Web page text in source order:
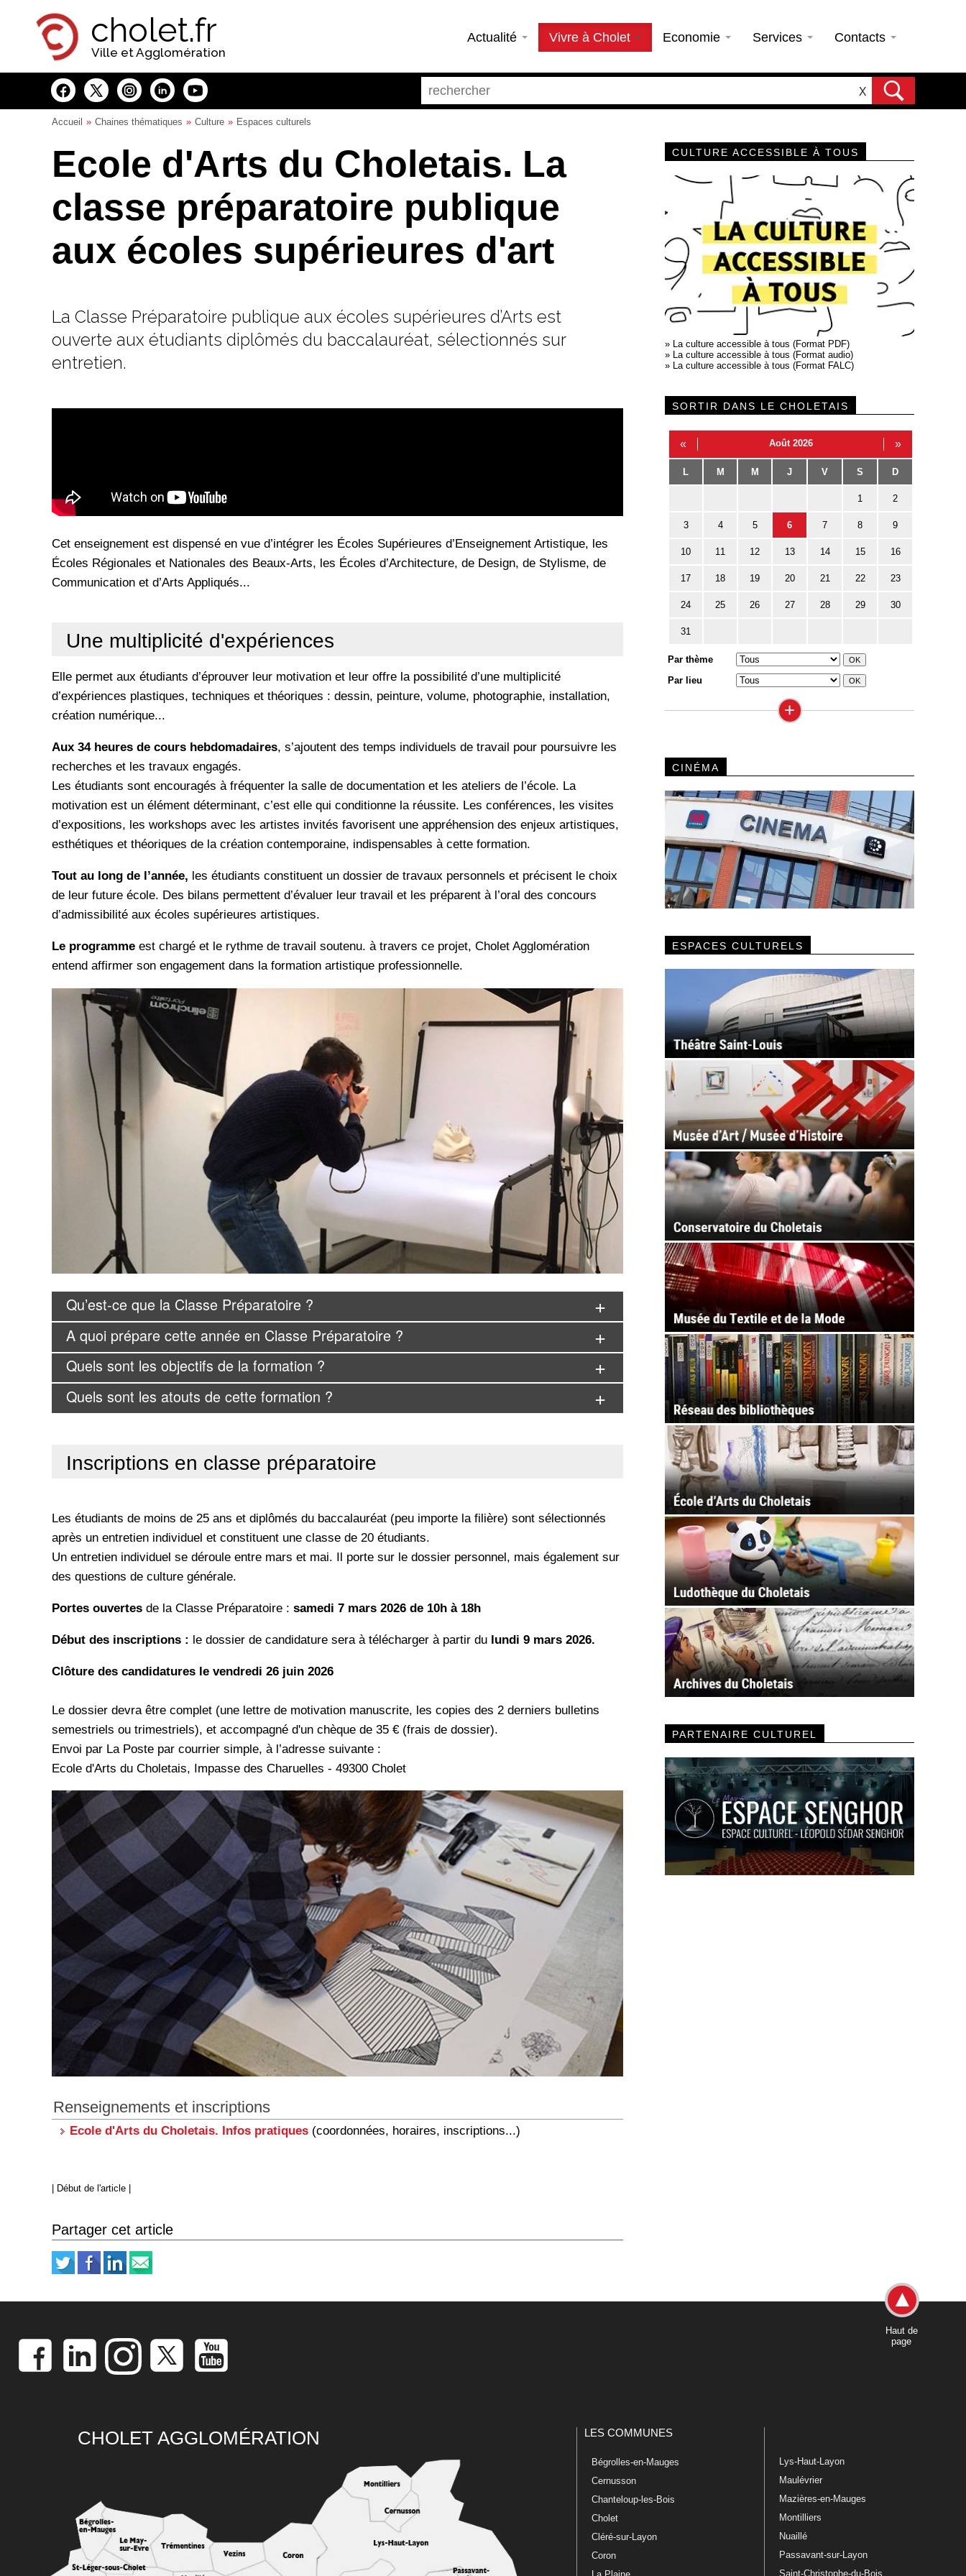
cholet.fr
Ville et Agglomération
Actualité Vivre à Cholet Economie Services Contacts
X
Accueil Chaines thématiques Culture Espaces culturels
Ecole d'Arts du Choletais. La
classe préparatoire publique
aux écoles supérieures d'art
La Classe Préparatoire publique aux écoles supérieures d’Arts est
ouverte aux étudiants diplômés du baccalauréat, sélectionnés sur
entretien.
Cet enseignement est dispensé en vue d’intégrer les Écoles Supérieures d’Enseignement Artistique, les
Écoles Régionales et Nationales des Beaux-Arts, les Écoles d’Architecture, de Design, de Stylisme, de
Communication et d’Arts Appliqués...
Une multiplicité d'expériences
Elle permet aux étudiants d’éprouver leur motivation et leur offre la possibilité d’une multiplicité
d’expériences plastiques, techniques et théoriques : dessin, peinture, volume, photographie, installation,
création numérique...
Aux 34 heures de cours hebdomadaires, s’ajoutent des temps individuels de travail pour poursuivre les
recherches et les travaux engagés.
Les étudiants sont encouragés à fréquenter la salle de documentation et les ateliers de l’école. La
motivation est un élément déterminant, c’est elle qui conditionne la réussite. Les conférences, les visites
d’expositions, les workshops avec les artistes invités favorisent une appréhension des enjeux artistiques,
esthétiques et théoriques de la création contemporaine, indispensables à cette formation.
Tout au long de l’année, les étudiants constituent un dossier de travaux personnels et précisent le choix
de leur future école. Des bilans permettent d’évaluer leur travail et les préparent à l’oral des concours
d’admissibilité aux écoles supérieures artistiques.
Le programme est chargé et le rythme de travail soutenu. à travers ce projet, Cholet Agglomération
entend affirmer son engagement dans la formation artistique professionnelle.
Qu’est-ce que la Classe Préparatoire ?
A quoi prépare cette année en Classe Préparatoire ?
Quels sont les objectifs de la formation ?
Quels sont les atouts de cette formation ?
Inscriptions en classe préparatoire
Les étudiants de moins de 25 ans et diplômés du baccalauréat (peu importe la filière) sont sélectionnés
après un entretien individuel et constituent une classe de 20 étudiants.
Un entretien individuel se déroule entre mars et mai. Il porte sur le dossier personnel, mais également sur
des questions de culture générale.
Portes ouvertes de la Classe Préparatoire : samedi 7 mars 2026 de 10h à 18h
Début des inscriptions : le dossier de candidature sera à télécharger à partir du lundi 9 mars 2026.
Clôture des candidatures le vendredi 26 juin 2026
Le dossier devra être complet (une lettre de motivation manuscrite, les copies des 2 derniers bulletins
semestriels ou trimestriels), et accompagné d'un chèque de 35 € (frais de dossier).
Envoi par La Poste par courrier simple, à l’adresse suivante :
Ecole d'Arts du Choletais, Impasse des Charuelles - 49300 Cholet
Renseignements et inscriptions
Ecole d'Arts du Choletais. Infos pratiques (coordonnées, horaires, inscriptions...)
Début de l'article
Partager cet article
CULTURE ACCESSIBLE À TOUS
» La culture accessible à tous (Format PDF)
» La culture accessible à tous (Format audio)
» La culture accessible à tous (Format FALC)
SORTIR DANS LE CHOLETAIS
« Août 2026 »
L M M J V S D
1 2
3 4 5 6 7 8 9
10 11 12 13 14 15 16
17 18 19 20 21 22 23
24 25 26 27 28 29 30
31
Par thème
Par lieu
+
CINÉMA
ESPACES CULTURELS
PARTENAIRE CULTUREL
Haut de
page
CHOLET AGGLOMÉRATION LES COMMUNES
Bégrolles-en-Mauges
Cernusson
Chanteloup-les-Bois
Cholet
Cléré-sur-Layon
Coron
Lys-Haut-Layon
Maulévrier
Mazières-en-Mauges
Montilliers
Nuaillé
Passavant-sur-Layon
Saint-Christophe-du-Bois